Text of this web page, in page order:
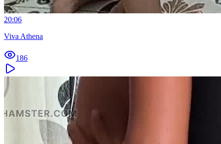
20:06
Viva Athena
186